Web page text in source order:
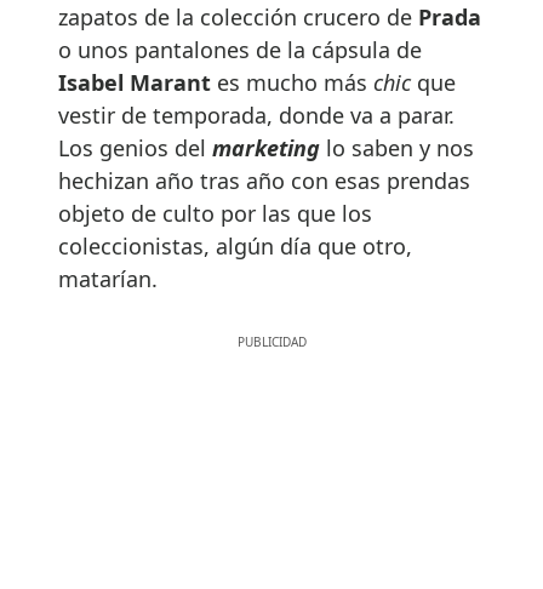
zapatos de la colección crucero de Prada
o unos pantalones de la cápsula de
Isabel Marant es mucho más chicque
vestir de temporada, donde va a parar.
Los genios del marketing lo saben y nos
hechizan año tras año con esas prendas
objeto de culto por las que los
coleccionistas, algún día que otro,
matarían.